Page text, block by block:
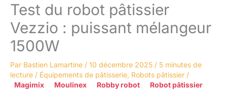
Test du robot pâtissier
Vezzio : puissant mélangeur
1500W
Par Bastien Lamartine / 10 décembre 2025 / 5 minutes de
lecture / Équipements de pâtisserie, Robots pâtissier /
Magimix
Moulinex Robby robot
Robot pâtissier